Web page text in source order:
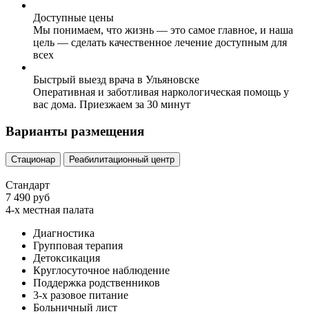
Доступные цены
Мы понимаем, что жизнь — это самое главное, и наша
цель — сделать качественное лечение доступным для
всех
Быстрый выезд врача в Ульяновске
Оперативная и заботливая наркологическая помощь у
вас дома. Приезжаем за 30 минут
Варианты размещения
Стационар Реабилитационный центр
Стандарт
7 490 руб
4-х местная палата
Диагностика
Групповая терапия
Детоксикация
Круглосуточное наблюдение
Поддержка родственников
3-х разовое питание
Больничный лист